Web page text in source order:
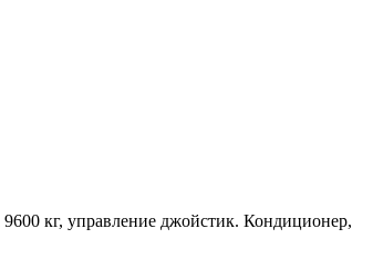
кг, управление джойстик. Кондиционер,